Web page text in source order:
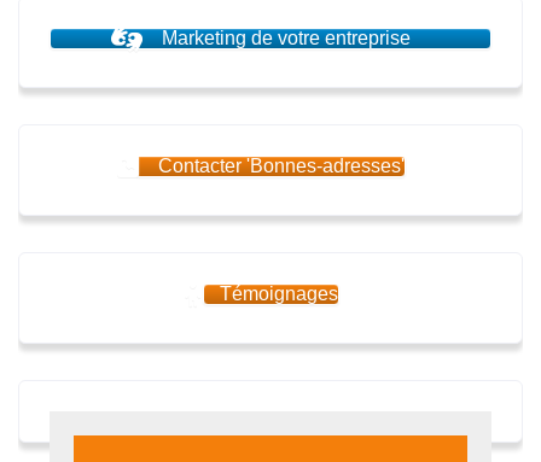
Marketing de votre entreprise
Contacter 'Bonnes-adresses'
Témoignages